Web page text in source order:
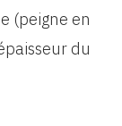
(peigne en
du